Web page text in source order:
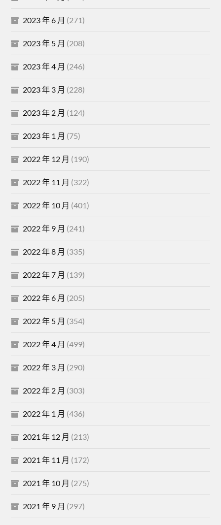
2023 年 6 月 (271)
2023 年 5 月 (208)
2023 年 4 月 (246)
2023 年 3 月 (228)
2023 年 2 月 (124)
2023 年 1 月 (75)
2022 年 12 月 (190)
2022 年 11 月 (322)
2022 年 10 月 (401)
2022 年 9 月 (241)
2022 年 8 月 (335)
2022 年 7 月 (139)
2022 年 6 月 (205)
2022 年 5 月 (354)
2022 年 4 月 (499)
2022 年 3 月 (290)
2022 年 2 月 (303)
2022 年 1 月 (436)
2021 年 12 月 (213)
2021 年 11 月 (172)
2021 年 10 月 (275)
2021 年 9 月 (297)